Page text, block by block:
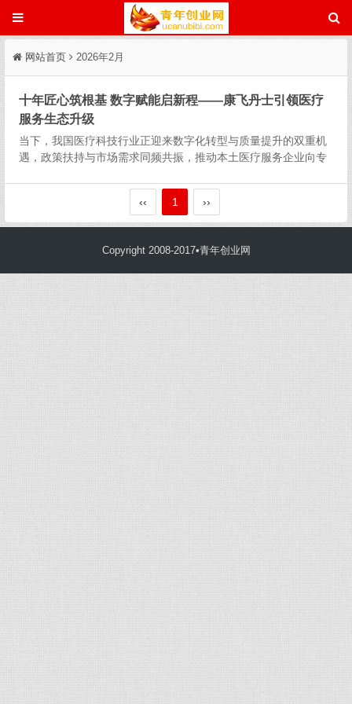
网站首页 2026年2月
十年匠心筑根基 数字赋能启新程——康飞丹士引领医疗
服务生态升级
当下，我国医疗科技行业正迎来数字化转型与质量提升的双重机
遇，政策扶持与市场需求同频共振，推动本土医疗服务企业向专
司（以下简称“康飞丹士”）自2016年5月创立以来，始终坚守“科
‹‹ 1 ››
Copyright 2008-2017•青年创业网